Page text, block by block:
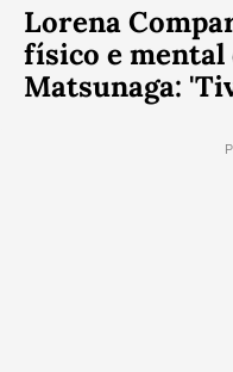
Lorena
físico e
Matsunaga: